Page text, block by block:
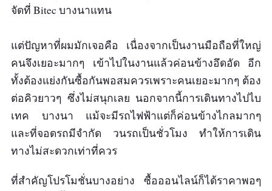
จัดที่ Bitec บางนาแทน
แต่ปัญหาที่ผมมักเจอคือ เนื่องจากเป็นงานมือถือที่ใหญ่
คนจึงเยอะมากๆ เข้าไปในงานแล้วค่อนข้างอึดอัด อีก
ทั้งต้องแย่งกันซื้อกันพอสมควรเพราะคนเยอะมากๆ ต้อง
ต่อคิวยาวๆ ซึ่งไม่สนุกเลย นอกจากนี้การเดินทางไปไบ
เทค บางนา แม้จะมีรถไฟฟ้าแต่ก็ค่อนข้างไกลมากๆ
และที่จอดรถมีจำกัด วนรถเป็นชั่วโมง ทำให้การเดิน
ทางไม่สะดวกเท่าที่ควร
ที่สำคัญโปรโมชั่นบางอย่าง ซื้อออนไลน์ก็ได้ราคาพอๆ